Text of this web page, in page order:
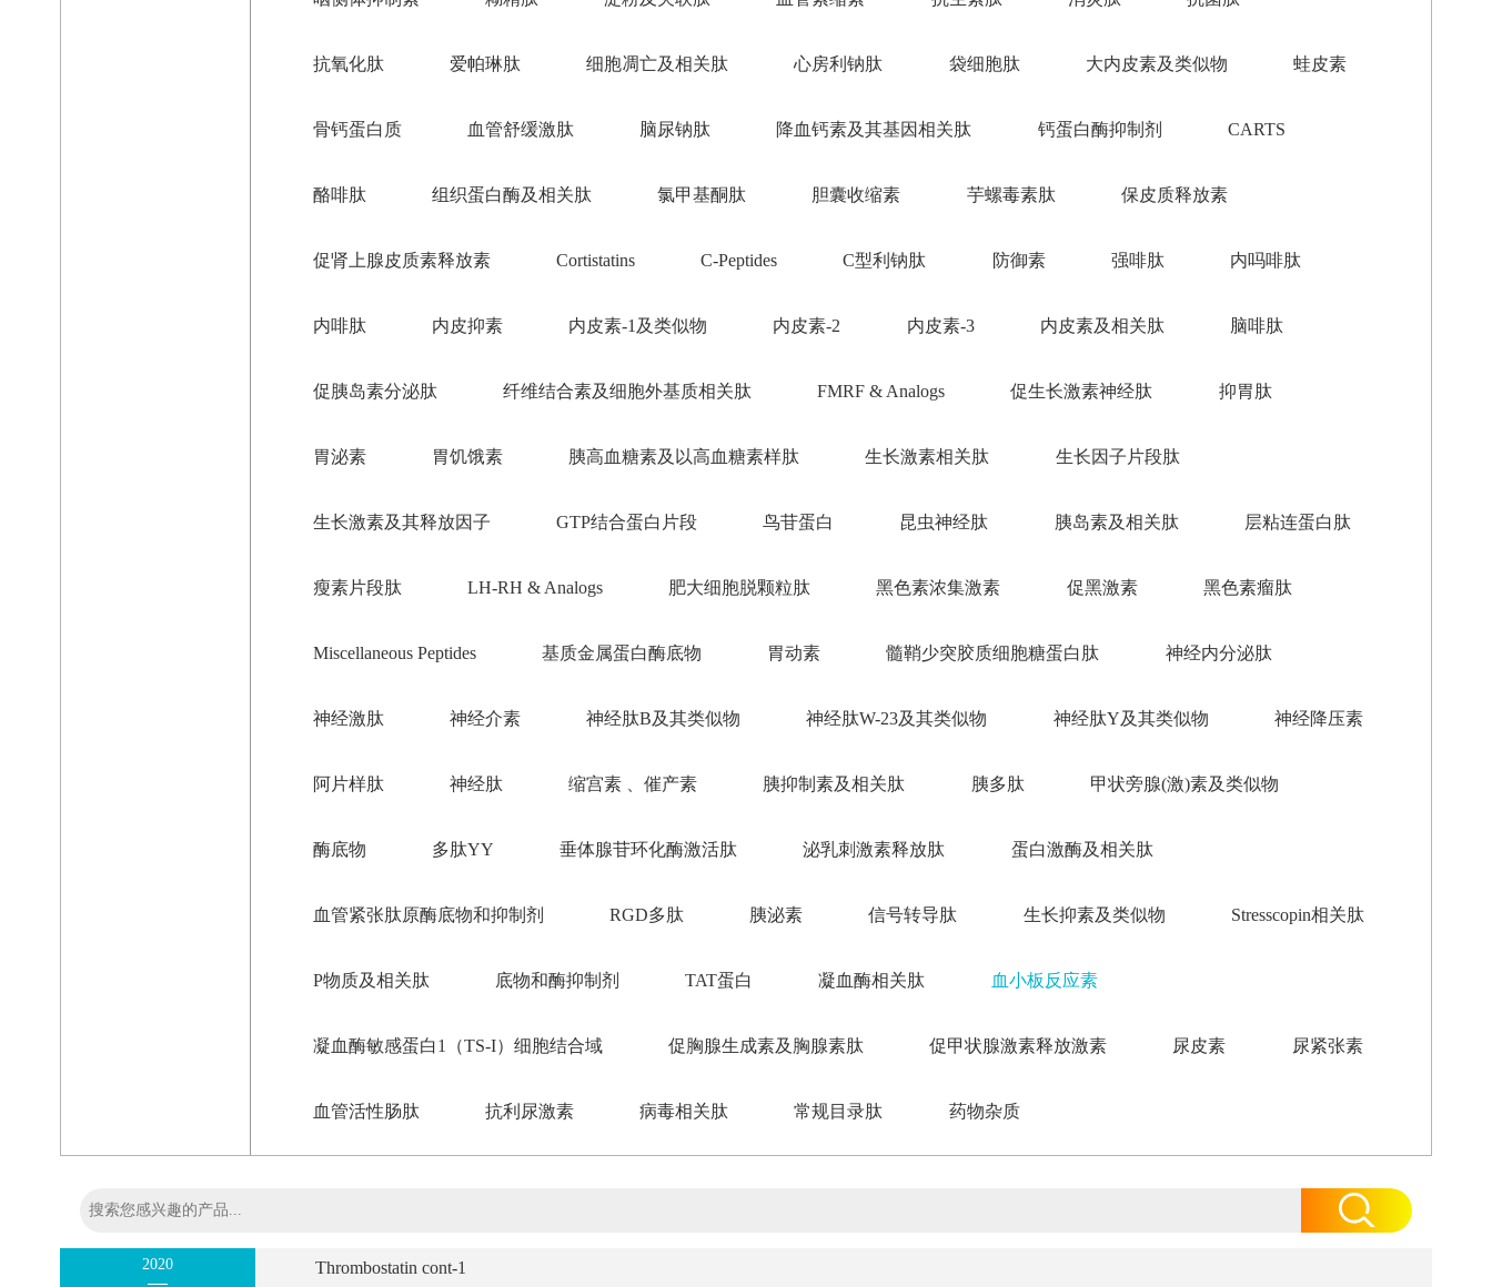
抗氧化肽 爱帕琳肽 细胞凋亡及相关肽 心房利钠肽 袋细胞肽 大内皮素及类似物 蛙皮素
骨钙蛋白质 血管舒缓激肽 脑尿钠肽 降血钙素及其基因相关肽 钙蛋白酶抑制剂 CARTS
酪啡肽 组织蛋白酶及相关肽 氯甲基酮肽 胆囊收缩素 芋螺毒素肽 保皮质释放素
促肾上腺皮质素释放素 Cortistatins C-Peptides C型利钠肽 防御素 强啡肽 内吗啡肽
内啡肽 内皮抑素 内皮素-1及类似物 内皮素-2 内皮素-3 内皮素及相关肽 脑啡肽
促胰岛素分泌肽 纤维结合素及细胞外基质相关肽 FMRF & Analogs 促生长激素神经肽 抑胃肽
胃泌素 胃饥饿素 胰高血糖素及以高血糖素样肽 生长激素相关肽 生长因子片段肽
生长激素及其释放因子 GTP结合蛋白片段 鸟苷蛋白 昆虫神经肽 胰岛素及相关肽 层粘连蛋白肽
瘦素片段肽 LH-RH & Analogs 肥大细胞脱颗粒肽 黑色素浓集激素 促黑激素 黑色素瘤肽
Miscellaneous Peptides 基质金属蛋白酶底物 胃动素 髓鞘少突胶质细胞糖蛋白肽 神经内分泌肽
神经激肽 神经介素 神经肽B及其类似物 神经肽W-23及其类似物 神经肽Y及其类似物 神经降压素
阿片样肽 神经肽 缩宫素 、催产素 胰抑制素及相关肽 胰多肽 甲状旁腺(激)素及类似物
酶底物 多肽YY 垂体腺苷环化酶激活肽 泌乳刺激素释放肽 蛋白激酶及相关肽
血管紧张肽原酶底物和抑制剂 RGD多肽 胰泌素 信号转导肽 生长抑素及类似物 Stresscopin相关肽
P物质及相关肽 底物和酶抑制剂 TAT蛋白 凝血酶相关肽 血小板反应素
凝血酶敏感蛋白1（TS-I）细胞结合域 促胸腺生成素及胸腺素肽 促甲状腺激素释放激素 尿皮素 尿紧张素
血管活性肠肽 抗利尿激素 病毒相关肽 常规目录肽 药物杂质
2020 Thrombostatin cont-1